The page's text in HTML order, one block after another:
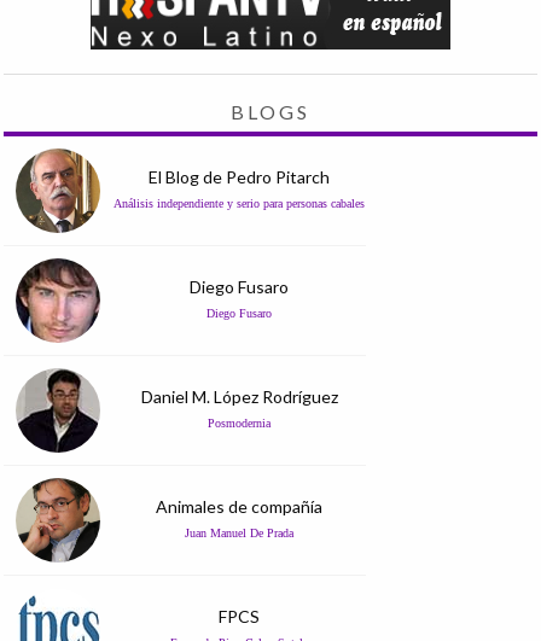
BLOGS
El Blog de Pedro Pitarch
Análisis independiente y serio para personas cabales
Diego Fusaro
Diego Fusaro
Daniel M. López Rodríguez
Posmodernia
Animales de compañía
Juan Manuel De Prada
FPCS